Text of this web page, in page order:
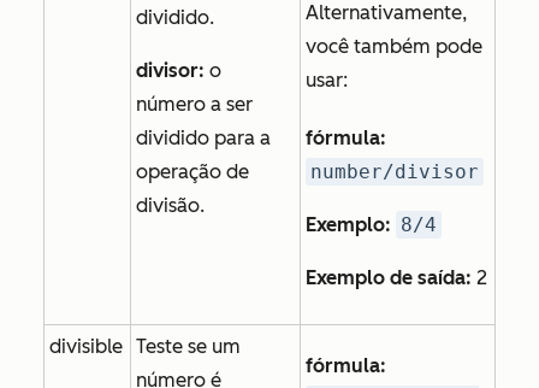
dividido.
divisor: o
número a ser
dividido para a
operação de
divisão.
Alternativamente,
você também pode
usar:
fórmula:
number/divisor
Exemplo: 8/4
Exemplo de saída: 2
divisible Teste se um
número é
fórmula: